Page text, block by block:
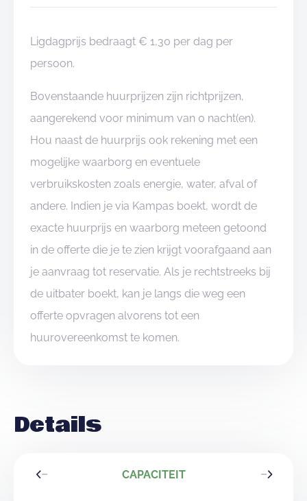
Ligdagprijs bedraagt € 1,30 per dag per
persoon.
Bovenstaande huurprijzen zijn richtprijzen,
aangerekend voor minimum van 0 nacht(en).
Hou naast de huurprijs ook rekening met een
mogelijke waarborg en eventuele
verbruikskosten zoals energie, water, afval of
andere. Indien je via Kampas boekt, wordt de
exacte huurprijs en waarborg meteen getoond
in de offerte die je te zien krijgt voorafgaand aan
je aanvraag tot reservatie. Als je rechtstreeks bij
de uitbater boekt, kan je langs die weg een
offerte opvragen alvorens tot een
huurovereenkomst te komen.
Details
CAPACITEIT